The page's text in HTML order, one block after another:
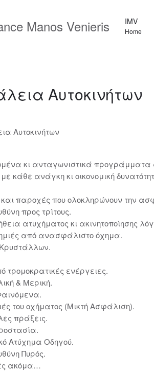
IMV
Home
Αυτοκινήτων
κι ανταγωνιστικά προγράμματα
κάθε ανάγκη κι οικονομική
παροχές που ολοκληρώνουν την
προς τρίτους.
ατυχήματος κι ακινητοποίησης
από ανασφάλιστο όχημα.
τρομοκρατικές ενέργειες.
& Μερική.
του οχήματος (Μικτή Ασφάλιση).
πράξεις.
Ατύχημα Οδηγού.
Πυρός.
ακόμα…